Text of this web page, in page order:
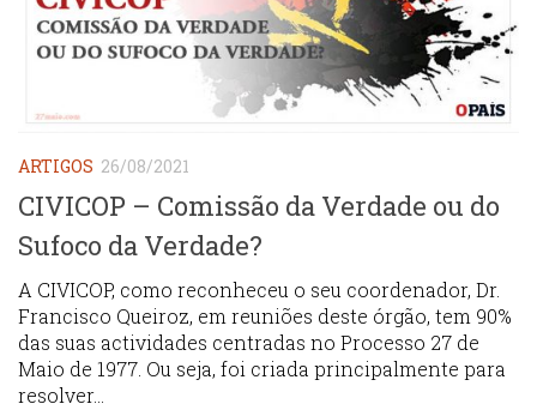
ARTIGOS 26/08/2021
CIVICOP – Comissão da Verdade ou do
Sufoco da Verdade?
A CIVICOP, como reconheceu o seu coordenador, Dr.
Francisco Queiroz, em reuniões deste órgão, tem 90%
das suas actividades centradas no Processo 27 de
Maio de 1977. Ou seja, foi criada principalmente para
resolver...